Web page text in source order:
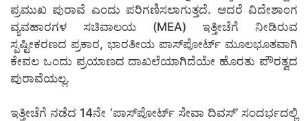
ಪ್ರಮುಖ ಪುರಾವೆ ಎಂದು ಪರಿಗಣಿಸಲಾಗುತ್ತದೆ. ಆದರೆ ವಿದೇಶಾಂಗ
ವ್ಯವಹಾರಗಳ ಸಚಿವಾಲಯ (MEA) ಇತ್ತೀಚೆಗೆ ನೀಡಿರುವ
ಸ್ಪಷ್ಟೀಕರಣದ ಪ್ರಕಾರ, ಭಾರತೀಯ ಪಾಸ್‌ಪೋರ್ಟ್ ಮೂಲಭೂತವಾಗಿ
ಕೇವಲ ಒಂದು ಪ್ರಯಾಣದ ದಾಖಲೆಯಾಗಿದೆಯೇ ಹೊರತು ಪೌರತ್ವದ
ಪುರಾವೆಯಲ್ಲ.
ಇತ್ತೀಚೆಗೆ ನಡೆದ 14ನೇ ‘ಪಾಸ್‌ಪೋರ್ಟ್ ಸೇವಾ ದಿವಸ್’ ಸಂದರ್ಭದಲ್ಲಿ